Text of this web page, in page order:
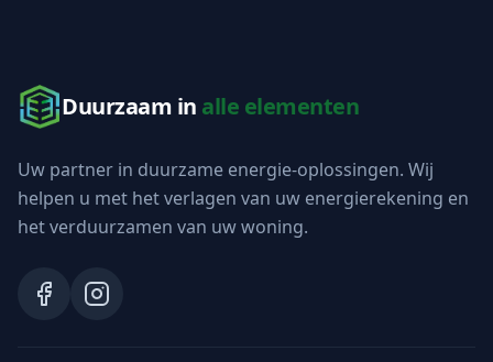
Duurzaam in alle elementen
Uw partner in duurzame energie-oplossingen. Wij
helpen u met het verlagen van uw energierekening en
het verduurzamen van uw woning.